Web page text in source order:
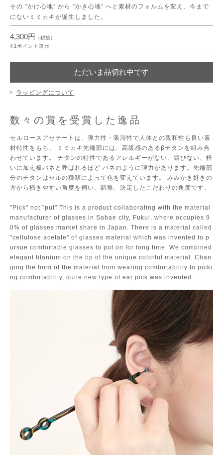
その ”かけ心地” から ”かき心地” へと素材のフォルムを変え、今まで
にないミミカキが誕生しました。
4,300円
（税抜）
43 ポイント還元
ただいま品切れ中です
ラッピングについて
数々の賞を受賞した逸品
セルロースアセテートは、弾力性・吸湿性で人体との親和性も良い素
材特性をもち、 ミミカキ先端部には、高級感のあるβチタンを組み合
わせています。 チタンの特性であるアレルギーがない、錆びない、軽
いに加え板バネと呼ばれるほど バネのように弾力があります。先端部
分のチタンはセルの種類によって色を変えています。 みみかき好きの
方から掻きやすい角度を伺い、調整、決定したこだわりの角度です。
"Pick" not "put" This is a product collaborating with the material
manufacturer of glasses in Sabae city, Fukui, where occupies 9
0% of glasses market share in Japan. There is a material called
"cellulose acetate" of glasses material which was invented to p
ursue comfortable glasses to put on for long time. We combined
elegant titanium on the tip of the unique colorful material. Chan
ging the form of the material from wearing comfortability to picki
ng comfortability, quite new type of ear pick was invented.